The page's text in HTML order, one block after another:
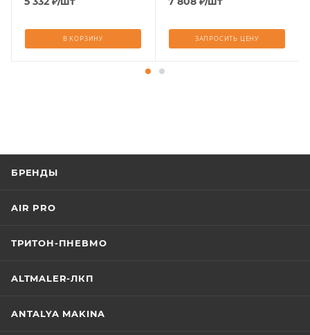
В КОРЗИНУ ЗАПРОСИТЬ ЦЕНУ
БРЕНДЫ
AIR PRO
ТРИТОН-ПНЕВМО
ALTMALER-ЛКП
ANTALYA MAKINA